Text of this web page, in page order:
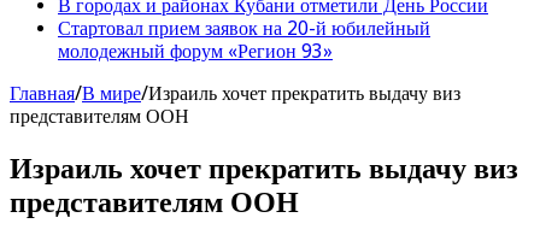
В городах и районах Кубани отметили День России
Стартовал прием заявок на 20-й юбилейный
молодежный форум «Регион 93»
Главная/В мире/Израиль хочет прекратить выдачу виз
представителям ООН
Израиль хочет прекратить выдачу виз
представителям ООН